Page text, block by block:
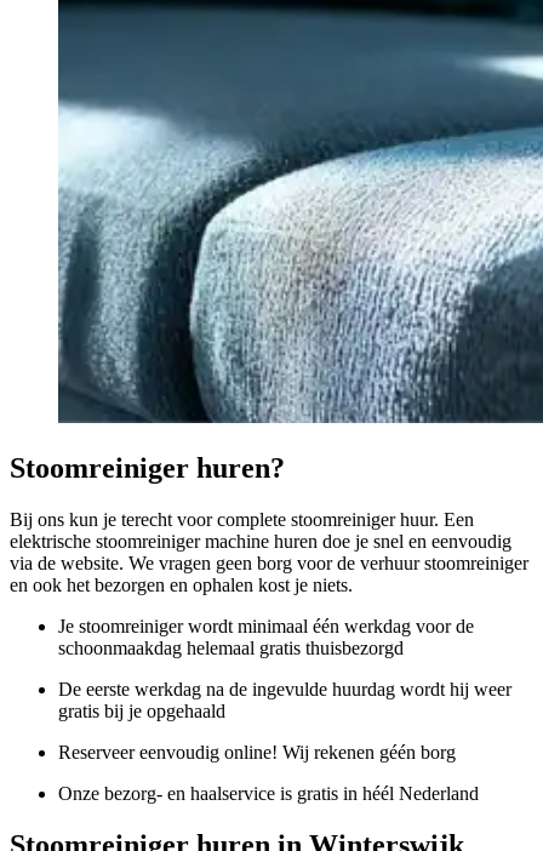
Stoomreiniger huren?
Bij ons kun je terecht voor complete stoomreiniger huur. Een
elektrische stoomreiniger machine huren doe je snel en eenvoudig
via de website. We vragen geen borg voor de verhuur stoomreiniger
en ook het bezorgen en ophalen kost je niets.
Je stoomreiniger wordt minimaal één werkdag voor de
schoonmaakdag helemaal gratis thuisbezorgd
De eerste werkdag na de ingevulde huurdag wordt hij weer
gratis bij je opgehaald
Reserveer eenvoudig online! Wij rekenen géén borg
Onze bezorg- en haalservice is gratis in héél Nederland
Stoomreiniger huren in Winterswijk